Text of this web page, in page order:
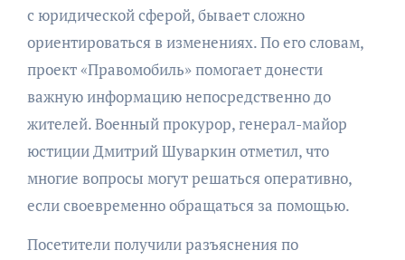
с юридической сферой, бывает сложно
ориентироваться в изменениях. По его словам,
проект «Правомобиль» помогает донести
важную информацию непосредственно до
жителей. Военный прокурор, генерал-майор
юстиции Дмитрий Шуваркин отметил, что
многие вопросы могут решаться оперативно,
если своевременно обращаться за помощью.
Посетители получили разъяснения по